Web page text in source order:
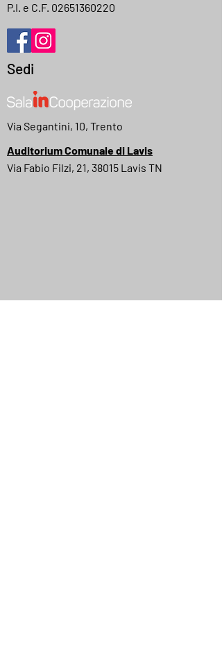
P.I. e C.F. 02651360220
Sedi
Via Segantini, 10, Trento
Auditorium Comunale di Lavis
Via Fabio Filzi, 21, 38015 Lavis TN